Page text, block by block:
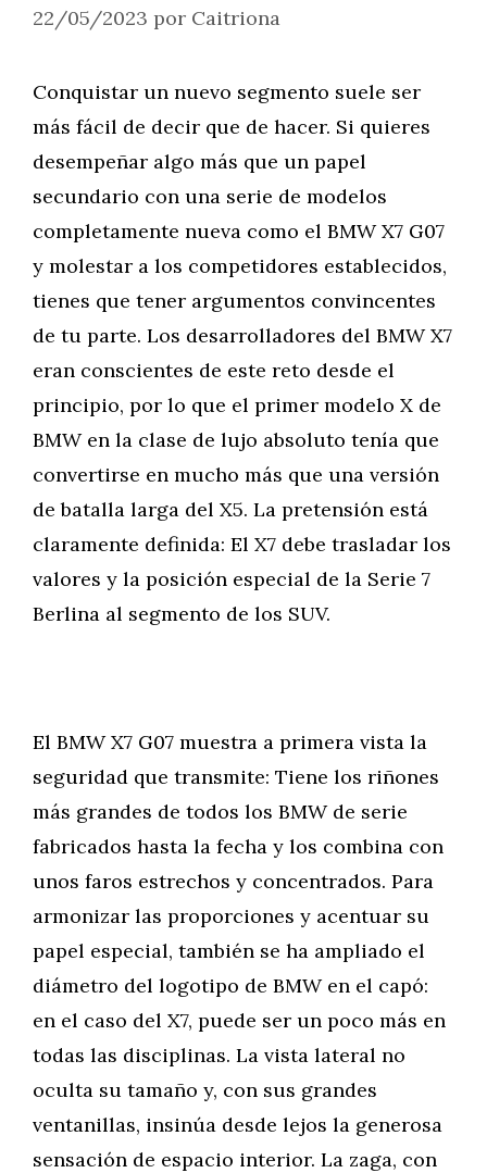
22/05/2023 por Caitriona
Conquistar un nuevo segmento suele ser
más fácil de decir que de hacer. Si quieres
desempeñar algo más que un papel
secundario con una serie de modelos
completamente nueva como el BMW X7 G07
y molestar a los competidores establecidos,
tienes que tener argumentos convincentes
de tu parte. Los desarrolladores del BMW X7
eran conscientes de este reto desde el
principio, por lo que el primer modelo X de
BMW en la clase de lujo absoluto tenía que
convertirse en mucho más que una versión
de batalla larga del X5. La pretensión está
claramente definida: El X7 debe trasladar los
valores y la posición especial de la Serie 7
Berlina al segmento de los SUV.
El BMW X7 G07 muestra a primera vista la
seguridad que transmite: Tiene los riñones
más grandes de todos los BMW de serie
fabricados hasta la fecha y los combina con
unos faros estrechos y concentrados. Para
armonizar las proporciones y acentuar su
papel especial, también se ha ampliado el
diámetro del logotipo de BMW en el capó:
en el caso del X7, puede ser un poco más en
todas las disciplinas. La vista lateral no
oculta su tamaño y, con sus grandes
ventanillas, insinúa desde lejos la generosa
sensación de espacio interior. La zaga, con